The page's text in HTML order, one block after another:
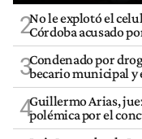
2No le explotó el
Córdoba acusado
3Condenado por
becario municipal y
4Guillermo Arias,
polémica por el